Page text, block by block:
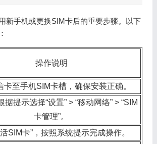
新手机或更换SIM卡后的重要步骤。以下
操作说明
卡至手机SIM卡槽，确保安装正确。
据提示选择“设置” > “移动网络” > “SIM
卡管理”。
SIM卡”，按照系统提示完成操作。